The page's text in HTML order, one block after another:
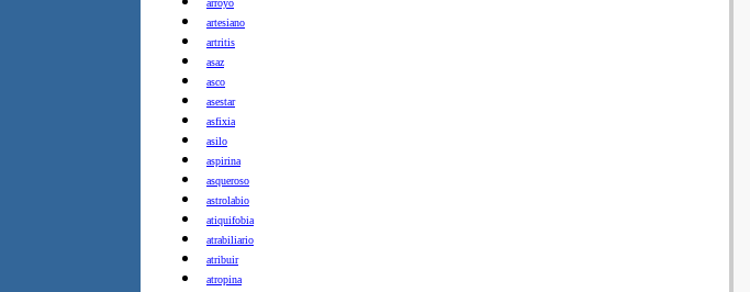
arroyo
artesiano
artritis
asaz
asco
asestar
asfixia
asilo
aspirina
asqueroso
astrolabio
atiquifobia
atrabiliario
atribuir
atropina